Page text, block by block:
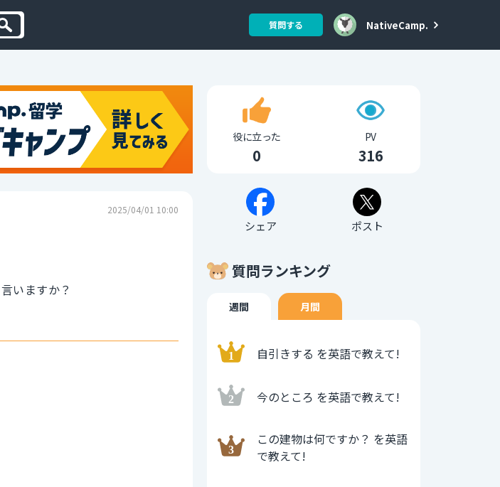
質問する NativeCamp.
2025/04/01 10:00
いますか？
役に立った
0
PV
316
シェア ポスト
質問ランキング
週間 月間
自引きする を英語で教えて!
今のところ を英語で教えて!
この建物は何ですか？ を英語
で教えて!